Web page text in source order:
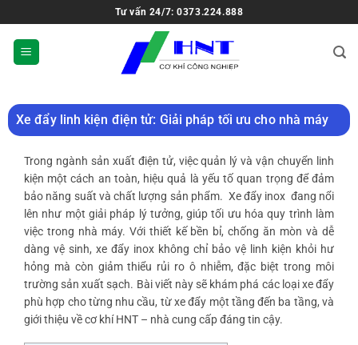
Tư vấn 24/7: 0373.224.888
Xe đẩy linh kiện điện tử: Giải pháp tối ưu cho nhà máy
Trong ngành sản xuất điện tử, việc quản lý và vận chuyển linh
kiện một cách an toàn, hiệu quả là yếu tố quan trọng để đảm
bảo năng suất và chất lượng sản phẩm. Xe đẩy inox đang nổi
lên như một giải pháp lý tưởng, giúp tối ưu hóa quy trình làm
việc trong nhà máy. Với thiết kế bền bỉ, chống ăn mòn và dễ
dàng vệ sinh, xe đẩy inox không chỉ bảo vệ linh kiện khỏi hư
hỏng mà còn giảm thiểu rủi ro ô nhiễm, đặc biệt trong môi
trường sản xuất sạch. Bài viết này sẽ khám phá các loại xe đẩy
phù hợp cho từng nhu cầu, từ xe đẩy một tầng đến ba tầng, và
giới thiệu về cơ khí HNT – nhà cung cấp đáng tin cậy.